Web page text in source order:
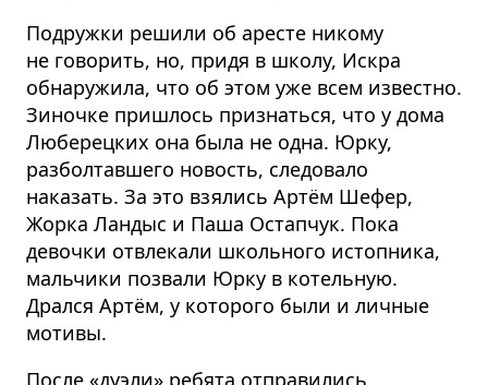
Подружки решили об аресте никому
не говорить, но, придя в школу, Искра
обнаружила, что об этом уже всем известно.
Зиночке пришлось признаться, что у дома
Люберецких она была не одна. Юрку,
разболтавшего новость, следовало
наказать. За это взялись Артём Шефер,
Жорка Ландыс и Паша Остапчук. Пока
девочки отвлекали школьного истопника,
мальчики позвали Юрку в котельную.
Дрался Артём, у которого были и личные
мотивы.
После «дуэли» ребята отправились